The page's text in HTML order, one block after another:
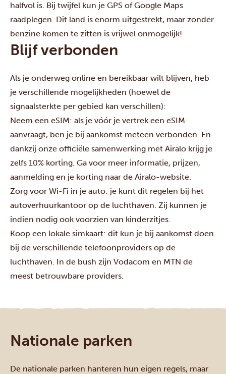
halfvol is. Bij twijfel kun je GPS of Google Maps
raadplegen. Dit land is enorm uitgestrekt, maar zonder
benzine komen te zitten is vrijwel onmogelijk!
Blijf verbonden
Als je onderweg online en bereikbaar wilt blijven, heb
je verschillende mogelijkheden (hoewel de
signaalsterkte per gebied kan verschillen):
Neem een eSIM: als je vóór je vertrek een eSIM
aanvraagt, ben je bij aankomst meteen verbonden. En
dankzij onze officiële samenwerking met Airalo krijg je
zelfs 10% korting. Ga voor meer informatie, prijzen,
aanmelding en je korting naar de Airalo-website.
Zorg voor Wi-Fi in je auto: je kunt dit regelen bij het
autoverhuurkantoor op de luchthaven. Zij kunnen je
indien nodig ook voorzien van kinderzitjes.
Koop een lokale simkaart: dit kun je bij aankomst doen
bij de verschillende telefoonproviders op de
luchthaven. In de bush zijn Vodacom en MTN de
meest betrouwbare providers.
Nationale parken
De nationale parken hanteren hun eigen regels, maar